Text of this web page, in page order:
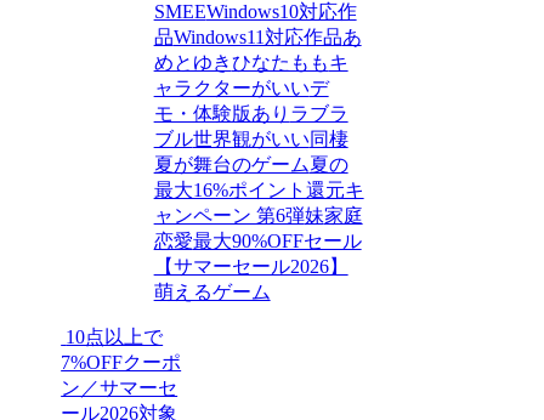
SMEEWindows10対応作
品Windows11対応作品あ
めとゆきひなたももキ
ャラクターがいいデ
モ・体験版あり ラブラ
ブル世界観がいい同棲
夏が舞台のゲーム夏の
最大16%ポイント還元キ
ャンペーン 第6弾妹家庭
恋愛最大90%OFFセール
【サマーセール2026】
萌えるゲーム
10点以上で
7%OFFクーポ
ン／サマーセ
ール2026対象